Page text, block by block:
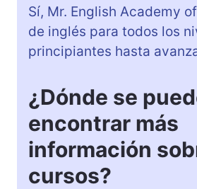
Sí, Mr. English Academy
de inglés para todos los
principiantes hasta
¿Dónde se
encontrar más
información
cursos?